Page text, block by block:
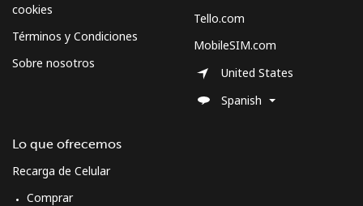
cookies
Términos y Condiciones
Sobre nosotros
Lo que ofrecemos
Recarga de Celular
Comprar
Tello.com
MobileSIM.com
United States
Spanish